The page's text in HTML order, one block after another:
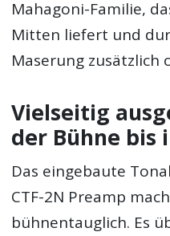
Mahagoni-Familie,
Mitten liefert und
Maserung zusätzlich
Vielseitig
der Bühne bis
Das eingebaute
CTF-2N Preamp
bühnentauglich. Es